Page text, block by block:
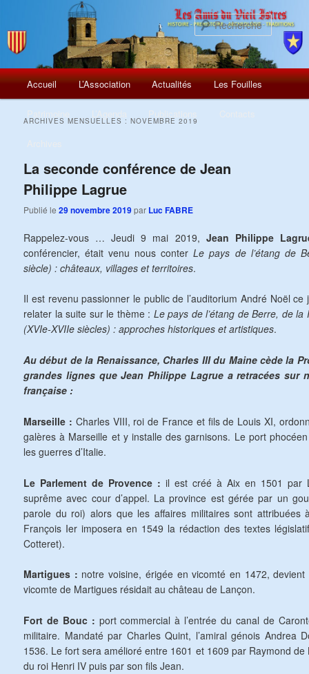
Menu
principal
Aller
Aller
Accueil L’Association Actualités Les Fouilles
ARCHIVES MENSUELLES :NOVEMBRE 2019
La seconde conférence de Jean
Philippe Lagrue
Publié le29 novembre 2019par Luc FABRE
Rappelez-vous … Jeudi 9 mai 2019, Jean Philippe
conférencier, était venu nous conterLe pays de l’étang de
siècle) : châteaux, villages et territoires.
Il est revenu passionner le public de l’auditorium André Noël
relater la suite sur le thème : Le pays de l’étang de Berre, de
(XVIe-XVIIe siècles) : approches historiques et artistiques.
Au début de la Renaissance, Charles III du Maine cède la
grandes lignes que Jean Philippe Lagrue a retracées sur
française :
Marseille : Charles VIII, roi de France et fils de Louis XI,
galères à Marseille et y installe des garnisons. Le port
les guerres d’Italie.
Le Parlement de Provence : il est créé à Aix en 1501 par
suprême avec cour d’appel. La province est gérée par un
parole du roi) alors que les affaires militaires sont attribuées
François Ier imposera en 1549 la rédaction des textes
Cotteret).
Martigues : notre voisine, érigée en vicomté en 1472,
vicomte de Martigues résidait au château de Lançon.
Fort de Bouc : port commercial à l’entrée du canal de
militaire. Mandaté par Charles Quint, l’amiral génois Andrea
1536. Le fort sera amélioré entre 1601 et 1609 par Raymond
du roi Henri IV puis par son fils Jean.